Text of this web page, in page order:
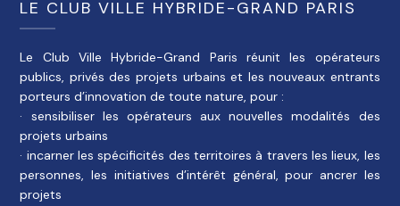
LE CLUB VILLE HYBRIDE-GRAND PARIS
Le Club Ville Hybride-Grand Paris réunit les opérateurs
publics, privés des projets urbains et les nouveaux entrants
porteurs d’innovation de toute nature, pour :
· sensibiliser les opérateurs aux nouvelles modalités des
projets urbains
· incarner les spécificités des territoires à travers les lieux, les
personnes, les initiatives d’intérêt général, pour ancrer les
projets